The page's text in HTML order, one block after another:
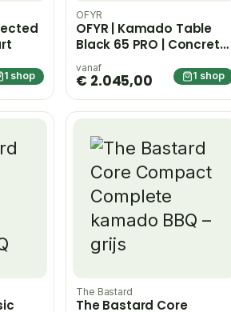
1 shop
OFYR
OFYR | Kamado Table
Black 65 PRO | Concrete
BGE
vanaf
€ 2.045,00 1 shop
The Bastard
The Bastard Core